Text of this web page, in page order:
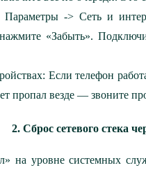
Параметры -> Сеть и
«Забыть».
Если телефон
пропал везде — звоните
2. Сброс сетевого стека
на уровне системных